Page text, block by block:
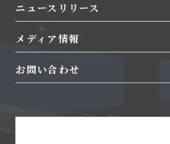
エリア・各社概要
施設一覧
CSR活動
SDGs活動
レストラン
観光
指定管理業務
ワイン農産物
ニュースリリース
メディア情報
お問い合わせ